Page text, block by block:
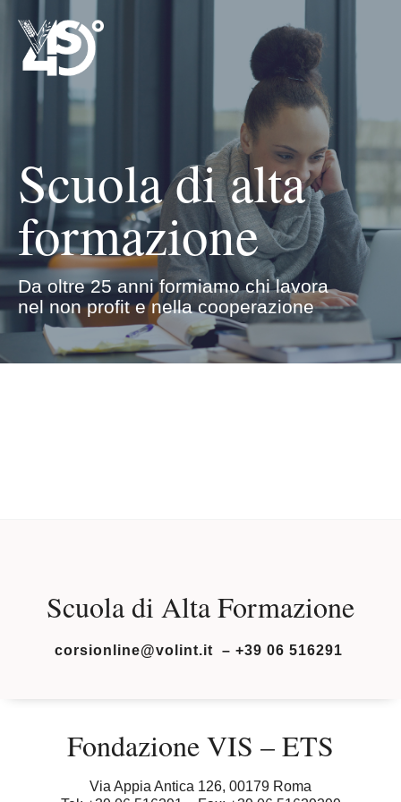
Scuola di alta
formazione
Da oltre 25 anni formiamo chi lavora
nel non profit e nella cooperazione
Scuola di Alta Formazione
corsionline@volint.it – +39 06 516291
Fondazione VIS – ETS
Via Appia Antica 126, 00179 Roma